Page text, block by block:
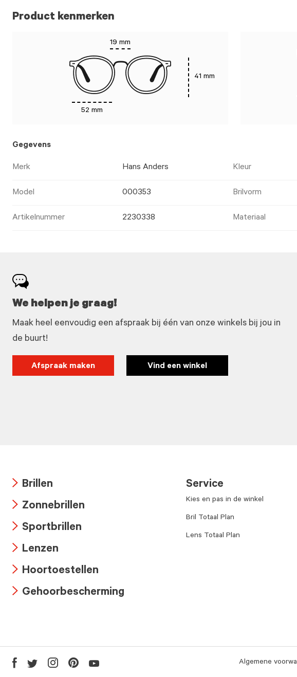
Product kenmerken
19 mm
52 mm
41 mm
Gegevens
Merk Hans Anders Kleur
Model 000353 Brilvorm
Artikelnummer 2230338 Materiaal
We helpen je graag!
Maak heel eenvoudig een afspraak bij één van onze winkels bij jou in
de buurt!
Afspraak maken Vind een winkel
icon
Brillen
icon
Zonnebrillen
icon
Sportbrillen
icon
Lenzen
icon
Hoortoestellen
Gehoorbescherming
Service
Kies en pas in de winkel
Bril Totaal Plan
Lens Totaal Plan
Algemene